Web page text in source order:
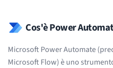
Cos'è Power
Microsoft Power Automate
Microsoft Flow) è uno